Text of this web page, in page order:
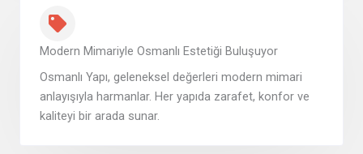
Modern Mimariyle Osmanlı Estetiği Buluşuyor
Osmanlı Yapı, geleneksel değerleri modern mimari
anlayışıyla harmanlar. Her yapıda zarafet, konfor ve
kaliteyi bir arada sunar.